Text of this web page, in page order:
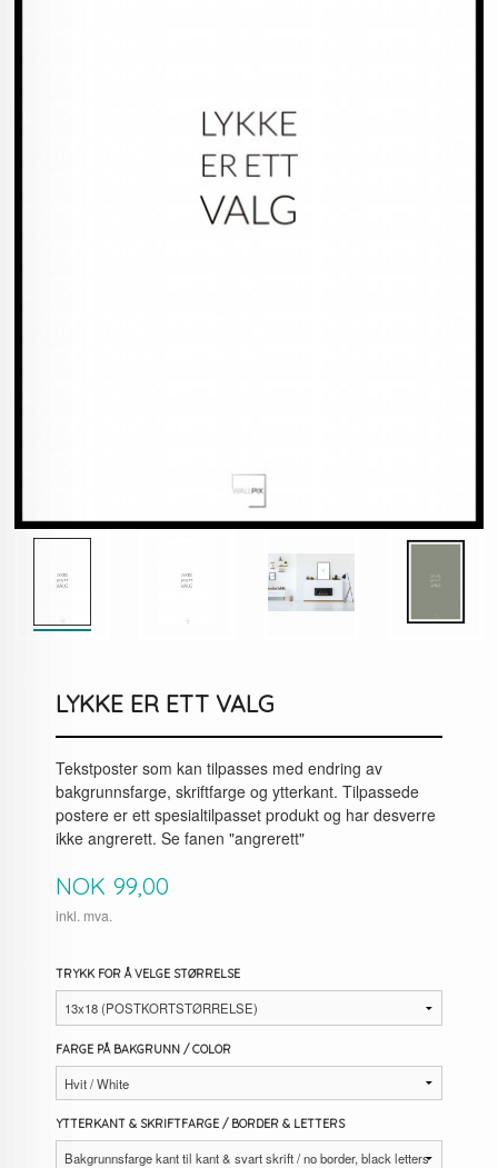
LYKKE ER ETT VALG
Tekstposter som kan tilpasses med endring av
bakgrunnsfarge, skriftfarge og ytterkant. Tilpassede
postere er ett spesialtilpasset produkt og har desverre
ikke angrerett. Se fanen "angrerett"
Pris
NOK 99,00
inkl. mva.
TRYKK FOR Å VELGE STØRRELSE
FARGE PÅ BAKGRUNN / COLOR
YTTERKANT & SKRIFTFARGE / BORDER & LETTERS